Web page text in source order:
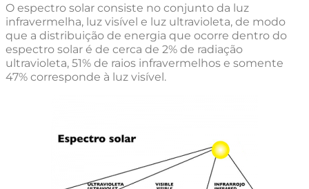
O espectro solar consiste no conjunto da luz
infravermelha, luz visível e luz ultravioleta, de modo
que a distribuição de energia que ocorre dentro do
espectro solar é de cerca de 2% de radiação
ultravioleta, 51% de raios infravermelhos e somente
47% corresponde à luz visível.